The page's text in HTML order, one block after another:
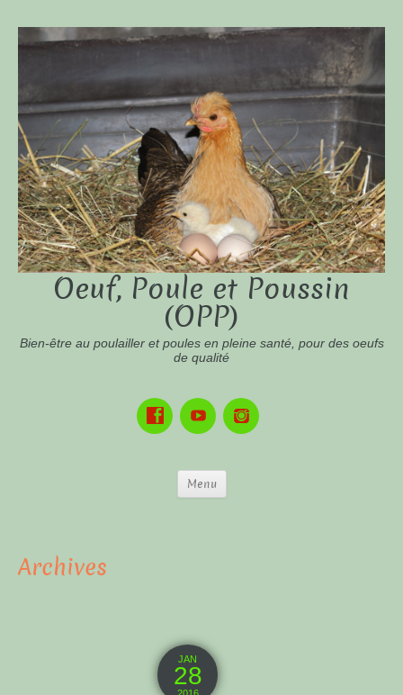
Oeuf, Poule et Poussin
(OPP)
Bien-être au poulailler et poules en pleine santé, pour des oeufs
de qualité
Menu
Archives
JAN
28